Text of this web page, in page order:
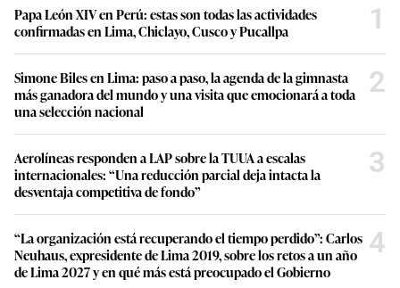
Papa León XIV en Perú: estas son todas las actividades
confirmadas en Lima, Chiclayo, Cusco y Pucallpa
1
Simone Biles en Lima: paso a paso, la agenda de la gimnasta
más ganadora del mundo y una visita que emocionará a toda
una selección nacional
2
Aerolíneas responden a LAP sobre la TUUA a escalas
internacionales: “Una reducción parcial deja intacta la
desventaja competitiva de fondo”
3
“La organización está recuperando el tiempo perdido”: Carlos
Neuhaus, expresidente de Lima 2019, sobre los retos a un año
de Lima 2027 y en qué más está preocupado el Gobierno
4